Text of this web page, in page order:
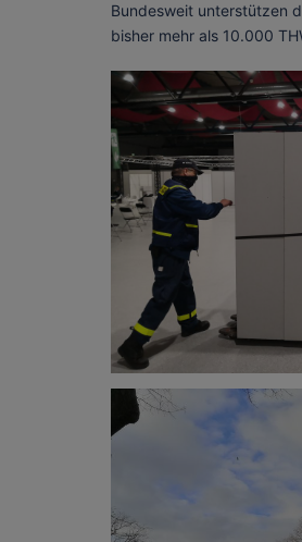
Bundesweit unterstützen
bisher mehr als 10.000